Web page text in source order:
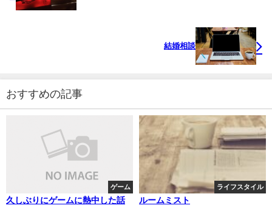
結婚相談
おすすめの記事
ゲーム
久しぶりにゲームに熱中した話
ライフスタイル
ルームミスト